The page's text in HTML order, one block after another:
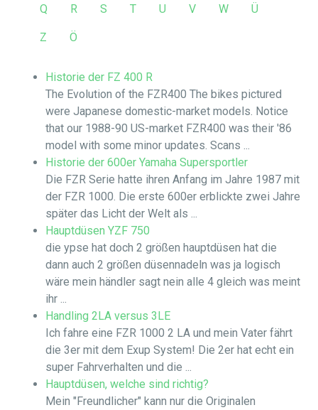
Q R S T U V W Ü
Z Ö
Historie der FZ 400 R
The Evolution of the FZR400 The bikes pictured
were Japanese domestic-market models. Notice
that our 1988-90 US-market FZR400 was their '86
model with some minor updates. Scans ...
Historie der 600er Yamaha Supersportler
Die FZR Serie hatte ihren Anfang im Jahre 1987 mit
der FZR 1000. Die erste 600er erblickte zwei Jahre
später das Licht der Welt als ...
Hauptdüsen YZF 750
die ypse hat doch 2 größen hauptdüsen hat die
dann auch 2 größen düsennadeln was ja logisch
wäre mein händler sagt nein alle 4 gleich was meint
ihr ...
Handling 2LA versus 3LE
Ich fahre eine FZR 1000 2 LA und mein Vater fährt
die 3er mit dem Exup System! Die 2er hat echt ein
super Fahrverhalten und die ...
Hauptdüsen, welche sind richtig?
Mein "Freundlicher" kann nur die Originalen